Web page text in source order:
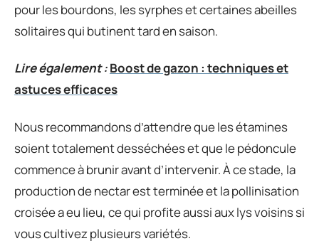
pour les bourdons, les syrphes et certaines abeilles
solitaires qui butinent tard en saison.
Lire également :Boost de gazon : techniques et
astuces efficaces
Nous recommandons d’attendre que les étamines
soient totalement desséchées et que le pédoncule
commence à brunir avant d’intervenir. À ce stade, la
production de nectar est terminée et la pollinisation
croisée a eu lieu, ce qui profite aussi aux lys voisins si
vous cultivez plusieurs variétés.